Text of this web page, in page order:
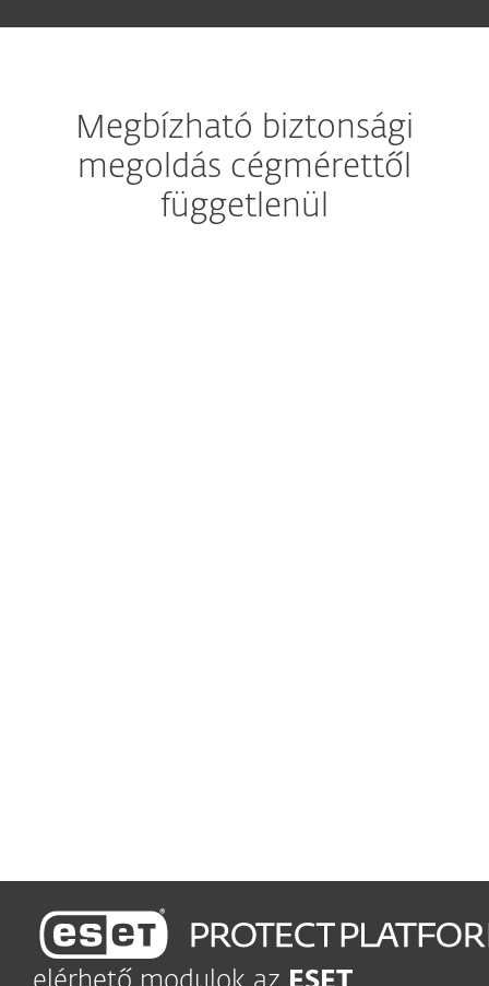
Megbízható biztonsági
megoldás cégmérettől
függetlenül